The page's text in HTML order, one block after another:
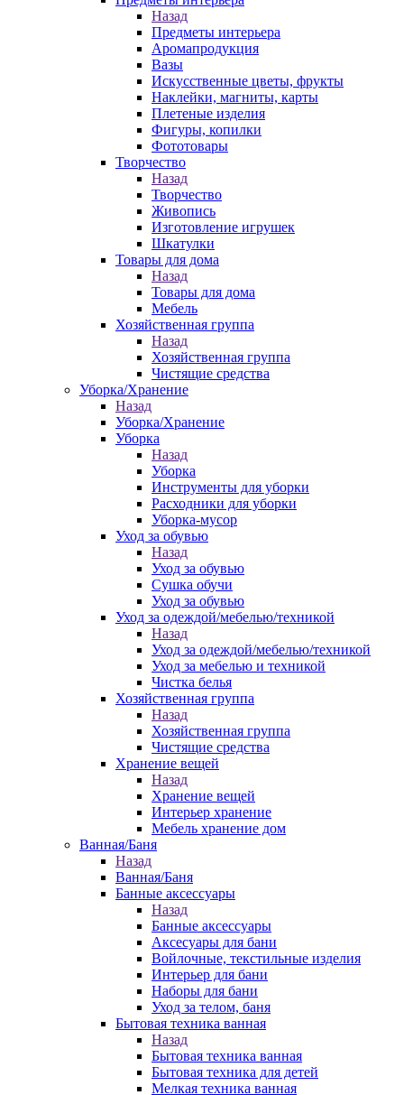
Назад
Предметы интерьера
Аромапродукция
Вазы
Искусственные цветы, фрукты
Наклейки, магниты, карты
Плетеные изделия
Фигуры, копилки
Фототовары
Творчество
Назад
Творчество
Живопись
Изготовление игрушек
Шкатулки
Товары для дома
Назад
Товары для дома
Мебель
Хозяйственная группа
Назад
Хозяйственная группа
Чистящие средства
Уборка/Хранение
Назад
Уборка/Хранение
Уборка
Назад
Уборка
Инструменты для уборки
Расходники для уборки
Уборка-мусор
Уход за обувью
Назад
Уход за обувью
Сушка обучи
Уход за обувью
Уход за одеждой/мебелью/техникой
Назад
Уход за одеждой/мебелью/техникой
Уход за мебелью и техникой
Чистка белья
Хозяйственная группа
Назад
Хозяйственная группа
Чистящие средства
Хранение вещей
Назад
Хранение вещей
Интерьер хранение
Мебель хранение дом
Ванная/Баня
Назад
Ванная/Баня
Банные аксессуары
Назад
Банные аксессуары
Аксесуары для бани
Войлочные, текстильные изделия
Интерьер для бани
Наборы для бани
Уход за телом, баня
Бытовая техника ванная
Назад
Бытовая техника ванная
Бытовая техника для детей
Мелкая техника ванная